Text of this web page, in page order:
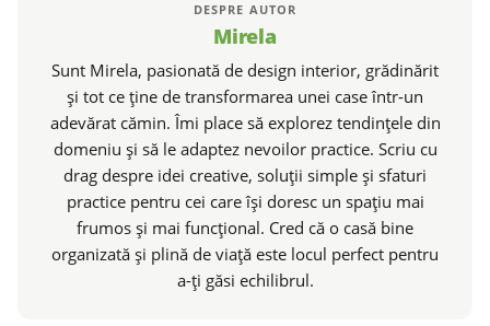
DESPRE AUTOR
Mirela
Sunt Mirela, pasionată de design interior, grădinărit
și tot ce ține de transformarea unei case într-un
adevărat cămin. Îmi place să explorez tendințele din
domeniu și să le adaptez nevoilor practice. Scriu cu
drag despre idei creative, soluții simple și sfaturi
practice pentru cei care își doresc un spațiu mai
frumos și mai funcțional. Cred că o casă bine
organizată și plină de viață este locul perfect pentru
a-ți găsi echilibrul.